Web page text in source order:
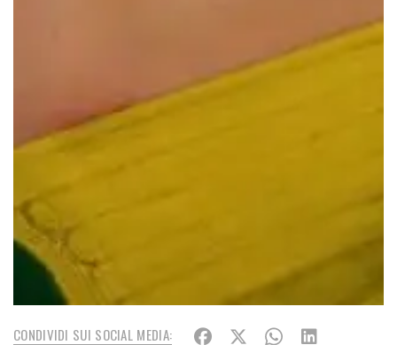
CONDIVIDI SUI SOCIAL MEDIA: